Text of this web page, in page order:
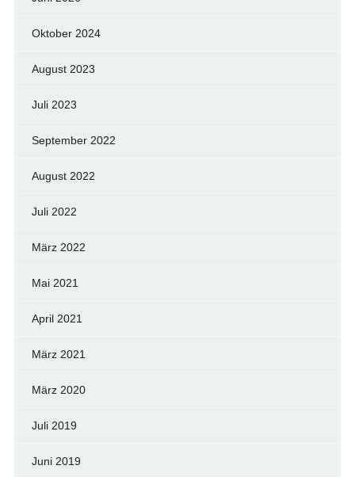
Oktober 2024
August 2023
Juli 2023
September 2022
August 2022
Juli 2022
März 2022
Mai 2021
April 2021
März 2021
März 2020
Juli 2019
Juni 2019